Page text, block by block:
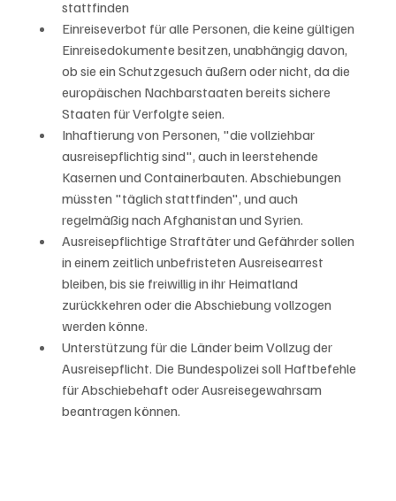
stattfinden
Einreiseverbot für alle Personen, die keine gültigen
Einreisedokumente besitzen, unabhängig davon,
ob sie ein Schutzgesuch äußern oder nicht, da die
europäischen Nachbarstaaten bereits sichere
Staaten für Verfolgte seien.
Inhaftierung von Personen, "die vollziehbar
ausreisepflichtig sind", auch in leerstehende
Kasernen und Containerbauten. Abschiebungen
müssten "täglich stattfinden", und auch
regelmäßig nach Afghanistan und Syrien.
Ausreisepflichtige Straftäter und Gefährder sollen
in einem zeitlich unbefristeten Ausreisearrest
bleiben, bis sie freiwillig in ihr Heimatland
zurückkehren oder die Abschiebung vollzogen
werden könne.
Unterstützung für die Länder beim Vollzug der
Ausreisepflicht. Die Bundespolizei soll Haftbefehle
für Abschiebehaft oder Ausreisegewahrsam
beantragen können.